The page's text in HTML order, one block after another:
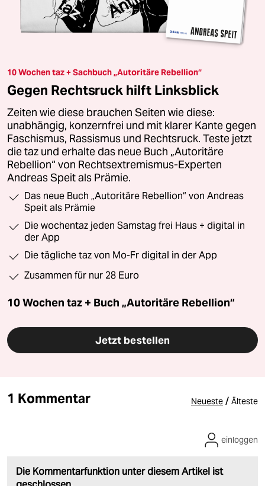
10 Wochen taz + Sachbuch „Autoritäre Rebellion“
Gegen Rechtsruck hilft Linksblick
Zeiten wie diese brauchen Seiten wie diese:
unabhängig, konzernfrei und mit klarer Kante gegen
Faschismus, Rassismus und Rechtsruck. Teste jetzt
die taz und erhalte das neue Buch „Autoritäre
Rebellion“ von Rechtsextremismus-Experten
Andreas Speit als Prämie.
Das neue Buch „Autoritäre Rebellion“ von Andreas
Speit als Prämie
Die wochentaz jeden Samstag frei Haus + digital in
der App
Die tägliche taz von Mo-Fr digital in der App
Zusammen für nur 28 Euro
10 Wochen taz + Buch „Autoritäre Rebellion“
Jetzt bestellen
1 Kommentar Neueste / Älteste
Die Kommentarfunktion unter diesem Artikel ist
einloggen